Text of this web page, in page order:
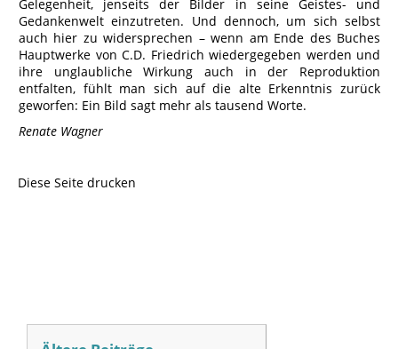
Gelegenheit, jenseits der Bilder in seine Geistes- und
Gedankenwelt einzutreten. Und dennoch, um sich selbst
auch hier zu widersprechen – wenn am Ende des Buches
Hauptwerke von C.D. Friedrich wiedergegeben werden und
ihre unglaubliche Wirkung auch in der Reproduktion
entfalten, fühlt man sich auf die alte Erkenntnis zurück
geworfen: Ein Bild sagt mehr als tausend Worte.
Renate Wagner
Diese Seite drucken